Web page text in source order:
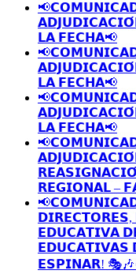
𝗟𝗔 𝗙𝗘𝗖𝗛𝗔📢
𝗟𝗔 𝗙𝗘𝗖𝗛𝗔📢
𝗟𝗔 𝗙𝗘𝗖𝗛𝗔📢
𝗥𝗘𝗚𝗜𝗢𝗡𝗔𝗟 –
𝗘𝗗𝗨𝗖𝗔𝗧𝗜𝗩𝗔
𝗘𝗗𝗨𝗖𝗔𝗧𝗜𝗩𝗔𝗦
𝗘𝗦𝗣𝗜𝗡𝗔𝗥!